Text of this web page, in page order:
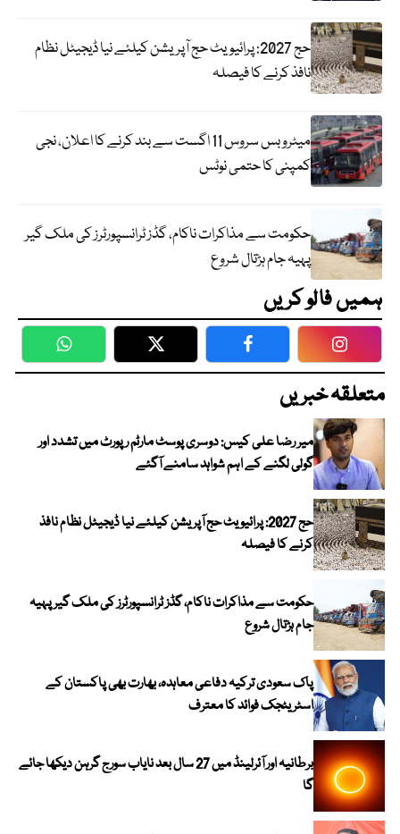
حج 2027: پرائیویٹ حج آپریشن کیلئے نیا ڈیجیٹل نظام
نافذ کرنے کا فیصلہ
میٹرو بس سروس 11 اگست سے بند کرنے کا اعلان، نجی
کمپنی کا حتمی نوٹس
حکومت سے مذاکرات ناکام، گڈز ٹرانسپورٹرز کی ملک گیر
پہیہ جام ہڑتال شروع
ہمیں فالو کریں
WhatsApp Twitter Facebook
متعلقہ خبریں
میر رضا علی کیس: دوسری پوسٹ مارٹم رپورٹ میں تشدد اور
گولی لگنے کے اہم شواہد سامنے آگئے
حج 2027: پرائیویٹ حج آپریشن کیلئے نیا ڈیجیٹل نظام نافذ
کرنے کا فیصلہ
حکومت سے مذاکرات ناکام، گڈز ٹرانسپورٹرز کی ملک گیر پہیہ
جام ہڑتال شروع
پاک سعودی ترکیہ دفاعی معاہدہ، بھارت بھی پاکستان کے
اسٹریٹجک فوائد کا معترف
برطانیہ اور آئرلینڈ میں 27 سال بعد نایاب سورج گرہن دیکھا جائے
گا